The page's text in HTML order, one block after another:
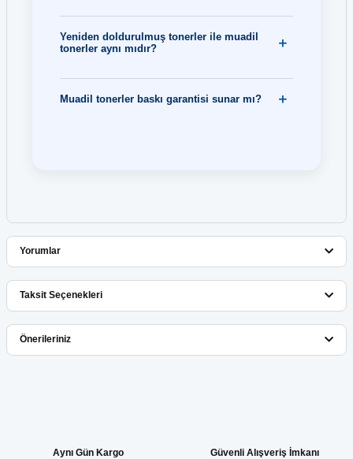
Yeniden doldurulmuş tonerler ile muadil
tonerler aynı mıdır?
Muadil tonerler baskı garantisi sunar mı?
Yorumlar
Bu ürüne ilk yorumu siz yapın!
Taksit Seçenekleri
Önerileriniz
Aynı Gün Kargo
Güvenli Alışveriş İmkanı